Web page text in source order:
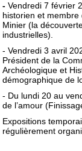
- Vendredi 7 février
historien et
Minier (la
industrielles).
- Vendredi 3 avril
Président de la
Archéologique et
démographique de
- Du lundi 20 au
de l’amour
Expositions
régulièrement